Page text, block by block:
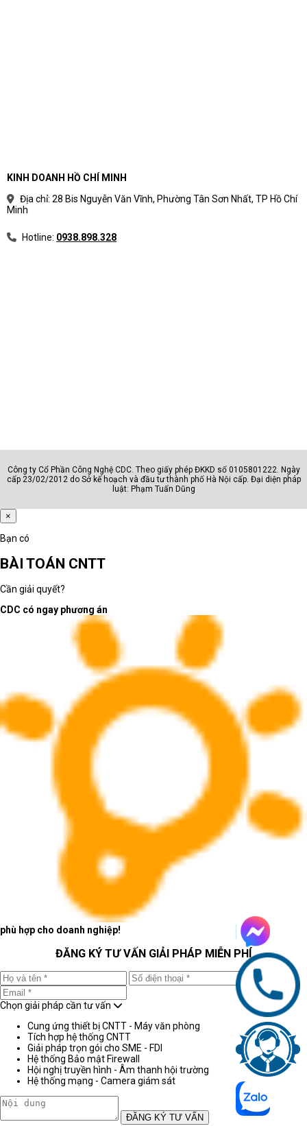
KINH DOANH HỒ CHÍ MINH
Địa chỉ: 28 Bis Nguyễn Văn Vĩnh, Phường Tân Sơn Nhất, TP Hồ Chí
Minh
Hotline: 0938.898.328
Công ty Cổ Phần Công Nghệ CDC. Theo giấy phép ĐKKD số 0105801222. Ngày
cấp 23/02/2012 do Sở kế hoạch và đầu tư thành phố Hà Nội cấp. Đại diện pháp
luật: Phạm Tuấn Dũng
×
Bạn có
BÀI TOÁN CNTT
Cần giải quyết?
CDC có ngay phương án
phù hợp cho doanh nghiệp!
ĐĂNG KÝ TƯ VẤN GIẢI PHÁP MIỄN PHÍ
Chọn giải pháp cần tư vấn
Cung ứng thiết bị CNTT - Máy văn phòng
Tích hợp hệ thống CNTT
Giải pháp trọn gói cho SME - FDI
Hệ thống Bảo mật Firewall
Hội nghị truyền hình - Âm thanh hội trường
Hệ thống mạng - Camera giám sát
ĐĂNG KÝ TƯ VẤN